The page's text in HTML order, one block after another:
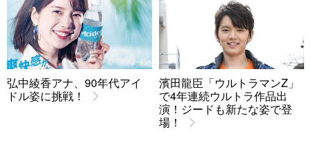
弘中綾香アナ、90年代アイ
ドル姿に挑戦！
濱田龍臣「ウルトラマンZ」
で4年連続ウルトラ作品出
演！ジードも新たな姿で登
場！